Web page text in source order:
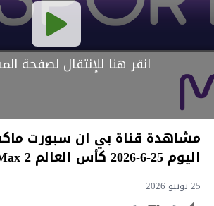
انقر هنا للإنتقال لصفحة
اليوم 25-6-2026 كأس العالم Bein Sports Max 2
25 يونيو 2026